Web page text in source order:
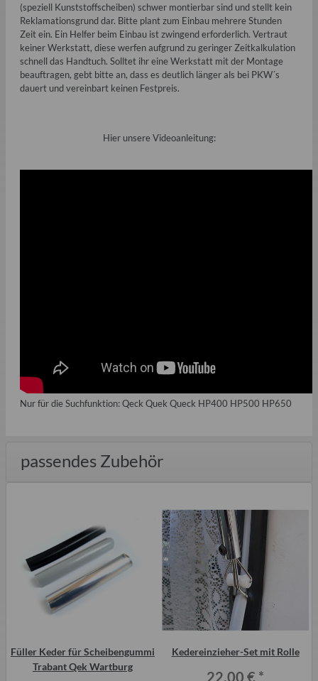
(speziell Kunststoffscheiben) schwer montierbar sind und stellt kein
Reklamationsgrund dar. Bitte plant zum Einbau mehrere Stunden
Zeit ein. Ein Helfer beim Einbau ist zwingend erforderlich. Vertraut
keiner Werkstatt, diese werfen aufgrund zu geringer Zeitkalkulation
schnell das Handtuch. Solltet ihr eine Werkstatt mit der Montage
beauftragen, gebt bitte an, dass es deutlich länger als bei PKW´s
dauert und vereinbart keinen Festpreis.
Hier unsere Videoanleitung:
Nur für die Suchfunktion: Qeck Quek Queck HP400 HP500 HP650
passendes Zubehör
Füller Keder für Scheibengummi
Trabant Qek Wartburg
Kedereinzieher-Set mit Rolle
22,00 € *